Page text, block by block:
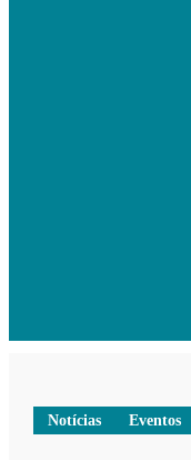
Notícias Eventos